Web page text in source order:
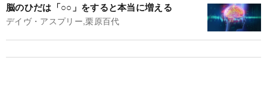
脳のひだは「○○」をすると本当に増える
デイヴ・アスプリー,栗原百代